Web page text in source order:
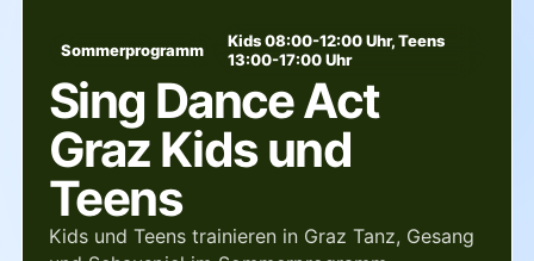
Sommerprogramm
Kids 08:00-12:00 Uhr, Teens
13:00-17:00 Uhr
Sing Dance Act
Graz Kids und
Teens
Kids und Teens trainieren in Graz Tanz, Gesang